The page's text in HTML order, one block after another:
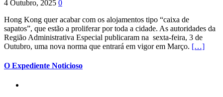
4 Outubro, 2025 0
Hong Kong quer acabar com os alojamentos tipo “caixa de
sapatos”, que estão a proliferar por toda a cidade. As autoridades da
Região Administrativa Especial publicaram na sexta-feira, 3 de
Outubro, uma nova norma que entrará em vigor em Março. […]
O Expediente Noticioso